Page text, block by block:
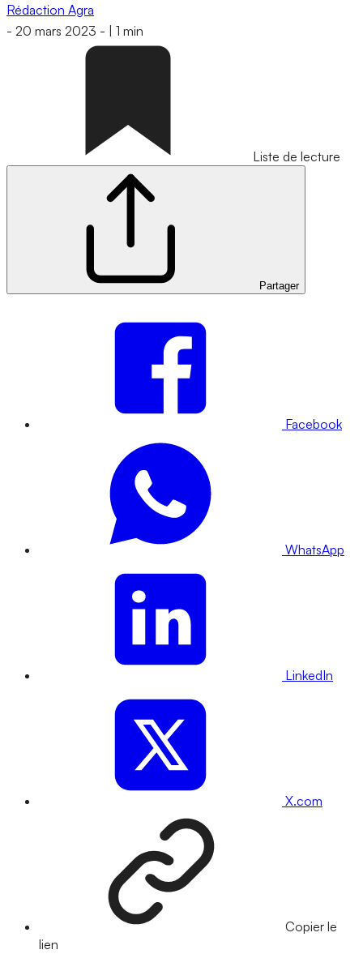
Rédaction Agra
- 20 mars 2023 - 1 min
Liste de lecture
Partager
Facebook
WhatsApp
LinkedIn
X.com
Copier le
lien